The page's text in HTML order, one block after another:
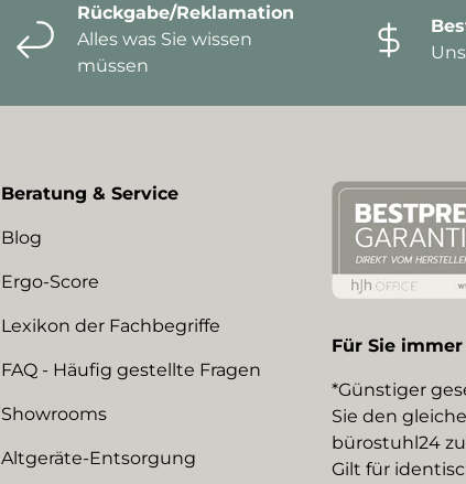
Rückgabe/Reklamation
Alles was Sie wissen
müssen
Beratung & Service
Blog
Ergo-Score
Lexikon der Fachbegriffe
FAQ - Häufig gestellte Fragen
Showrooms
Altgeräte-Entsorgung
Für Sie
*Günstiger
Sie den
bürostuhl24
Gilt für